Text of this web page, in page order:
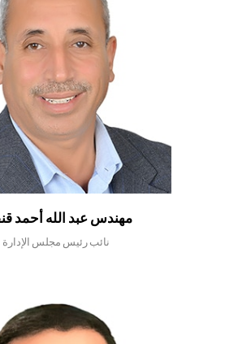
مهندس عبد الله أحمد
نائب رئيس مجلس الإدارة